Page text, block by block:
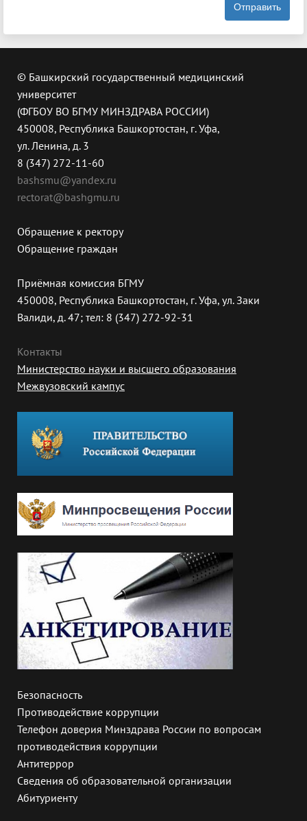
Отправить
© Башкирский государственный медицинский
университет
(ФГБОУ ВО БГМУ МИНЗДРАВА РОССИИ)
450008, Республика Башкортостан, г. Уфа,
ул. Ленина, д. 3
8 (347) 272-11-60
bashsmu@yandex.ru
rectorat@bashgmu.ru
Обращение к ректору
Обращение граждан
Приёмная комиссия БГМУ
450008, Республика Башкортостан, г. Уфа, ул. Заки
Валиди, д. 47; тел: 8 (347) 272-92-31
Контакты
Министерство науки и высшего образования
Межвузовский кампус
Безопасность
Противодействие коррупции
Телефон доверия Минздрава России по вопросам
противодействия коррупции
Антитеррор
Сведения об образовательной организации
Абитуриенту